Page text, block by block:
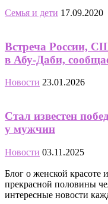
Семья и дети 17.09.2020
Встреча России,
в Абу-Даби,
Новости 23.01.2026
Стал известен
у мужчин
Новости 03.11.2025
Блог о женской красоте
прекрасной половины
интересные новости